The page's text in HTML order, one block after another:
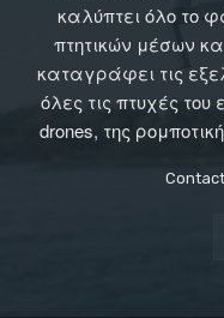
καλύπτει όλο το
πτητικών μέσων
καταγράφει τις
όλες τις πτυχές
drones, της